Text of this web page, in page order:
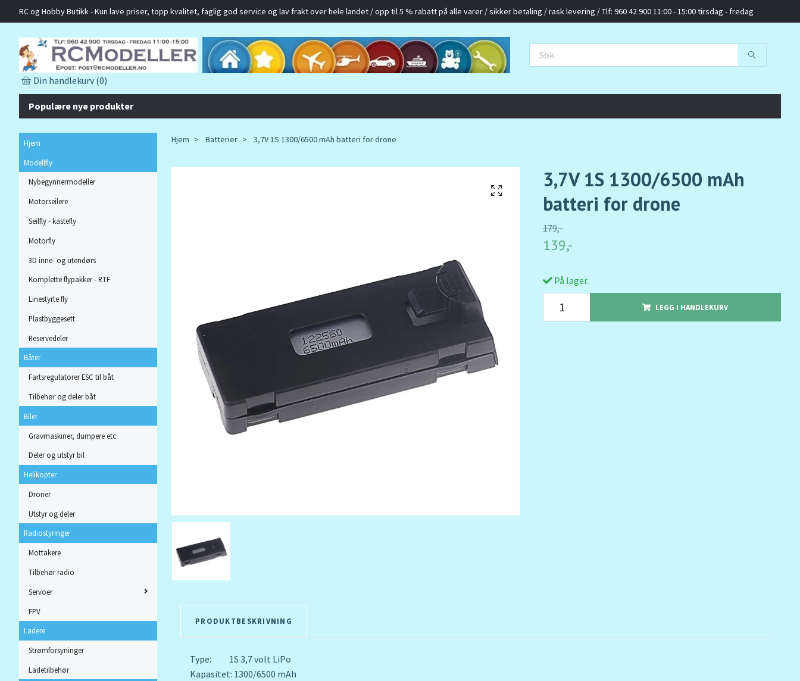
RC og Hobby Butikk - Kun lave priser, topp kvalitet, faglig god service og lav frakt over hele landet / opp til 5 % rabatt på alle varer / sikker betaling / rask levering / Tlf: 960 42 900 11:00 - 15:00 tirsdag - fredag
Din handlekurv (0)
Populære nye produkter
Hjem
Modellfly
Nybegynnermodeller
Motorseilere
Seilfly - kastefly
Motorfly
3D inne- og utendørs
Komplette flypakker - RTF
Linestyrte fly
Plastbyggesett
Reservedeler
Båter
Fartsregulatorer ESC til båt
Tilbehør og deler båt
Biler
Gravmaskiner, dumpere etc
Deler og utstyr bil
Helikopter
Droner
Utstyr og deler
Radiostyringer
Mottakere
Tilbehør radio
Servoer
FPV
Ladere
Strømforsyninger
Ladetilbehør
Hjem Batterier 3,7V 1S 1300/6500 mAh batteri for drone
3,7V 1S 1300/6500 mAh
batteri for drone
179,-
139,-
På lager.
LEGG I HANDLEKURV
PRODUKTBESKRIVNING
Type: 1S 3,7 volt LiPo
Kapasitet: 1300/6500 mAh